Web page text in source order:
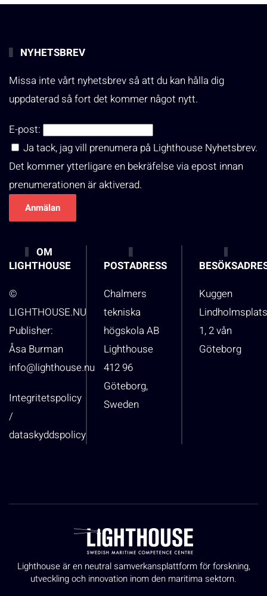
NYHETSBREV
Missa inte vårt nyhetsbrev så att du kan hålla dig
uppdaterad så fort det kommer något nytt.
E-post:
Ja tack, jag vill prenumera på Lighthouse Nyhetsbrev.
Det kommer ytterligare en bekräfelse via epost innan
prenumerationen är aktiverad.
OM
LIGHTHOUSE
©
LIGHTHOUSE.NU
Publisher:
Åsa Burman
info@lighthouse.nu
Integritetspolicy
/
dataskyddspolicy
POSTADRESS
Chalmers
tekniska
högskola AB
Lighthouse
412 96
Göteborg,
Sweden
Kuggen
1, 2 vån
Göteborg
Lighthouse är en neutral samverkansplattform för forskning,
utveckling och innovation inom den maritima sektorn.